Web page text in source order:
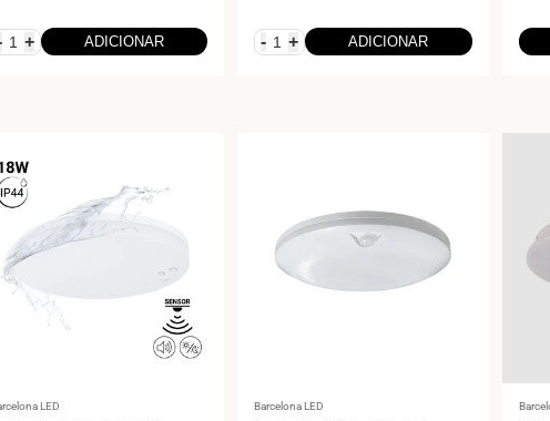
+ ADICIONAR - + ADICIONAR
LED Fornecedor:
Barcelona LED